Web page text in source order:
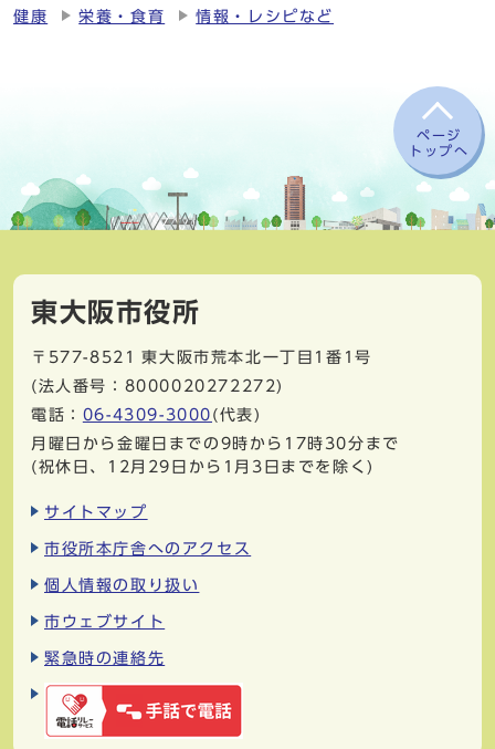
健康
栄養・食育 情報・レシピなど
ページ
トップへ
東大阪市役所
〒577-8521
東大阪市荒本北一丁目1番1号
(法人番号：8000020272272)
電話： 06-4309-3000 (代表)
月曜日から金曜日までの9時から17時30分まで
(祝休日、12月29日から1月3日までを除く)
サイトマップ
市役所本庁舎へのアクセス
個人情報の取り扱い
市ウェブサイト
緊急時の連絡先